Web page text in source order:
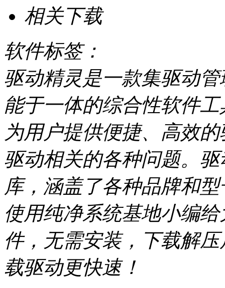
相关下载
软件标签：
驱动精灵是一款集驱动
能于一体的综合性软件
为用户提供便捷、高效
驱动相关的各种问题。
库，涵盖了各种品牌和
使用纯净系统基地小编
件，无需安装，下载解
载驱动更快速！